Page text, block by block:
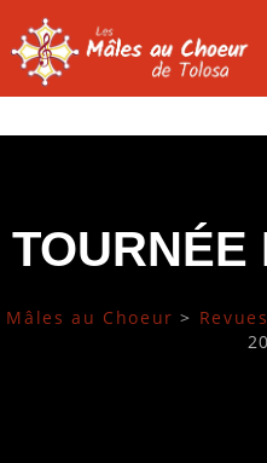
TOURNÉE
Mâles au Choeur >